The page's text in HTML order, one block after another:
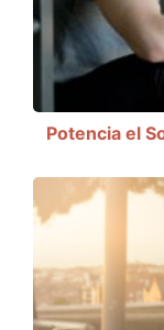
Potencia el